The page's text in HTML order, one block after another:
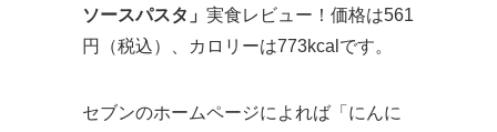
ソースパスタ」 実食レビュー！価格は561
円（税込）、カロリーは773kcalです。
セブンのホームページによれば「にんに